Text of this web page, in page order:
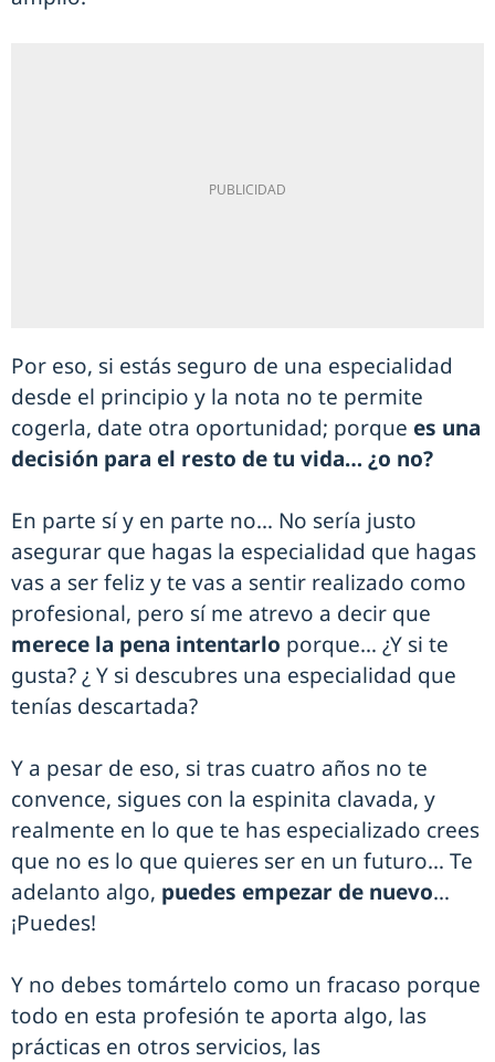
Por eso, si estás seguro de una especialidad
desde el principio y la nota no te permite
cogerla, date otra oportunidad; porque es una
decisión para el resto de tu vida… ¿o no?
En parte sí y en parte no… No sería justo
asegurar que hagas la especialidad que hagas
vas a ser feliz y te vas a sentir realizado como
profesional, pero sí me atrevo a decir que
merece la pena intentarlo porque… ¿Y si te
gusta? ¿ Y si descubres una especialidad que
tenías descartada?
Y a pesar de eso, si tras cuatro años no te
convence, sigues con la espinita clavada, y
realmente en lo que te has especializado crees
que no es lo que quieres ser en un futuro… Te
adelanto algo, puedes empezar de nuevo…
¡Puedes!
Y no debes tomártelo como un fracaso porque
todo en esta profesión te aporta algo, las
prácticas en otros servicios, las